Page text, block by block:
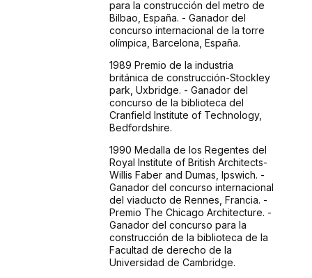
para la construcción del metro de
Bilbao, España. - Ganador del
concurso internacional de la torre
olímpica, Barcelona, España.
1989 Premio de la industria
británica de construcción-Stockley
park, Uxbridge. - Ganador del
concurso de la biblioteca del
Cranfield Institute of Technology,
Bedfordshire.
1990 Medalla de los Regentes del
Royal Institute of British Architects-
Willis Faber and Dumas, Ipswich. -
Ganador del concurso internacional
del viaducto de Rennes, Francia. -
Premio The Chicago Architecture. -
Ganador del concurso para la
construcción de la biblioteca de la
Facultad de derecho de la
Universidad de Cambridge.